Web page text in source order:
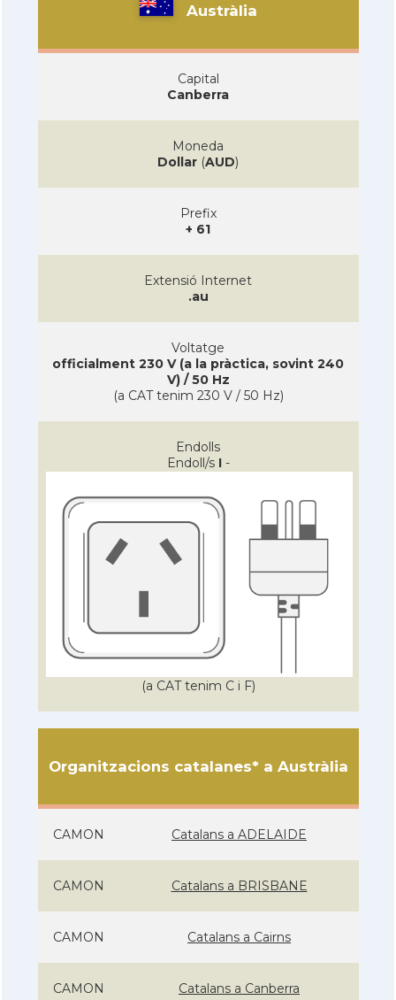
Austràlia
Capital
Canberra
Moneda
Dollar (AUD)
Prefix
+ 61
Extensió Internet
.au
Voltatge
officialment 230 V (a la pràctica, sovint 240
V) / 50 Hz
(a CAT tenim 230 V / 50 Hz)
Endolls
Endoll/s I-
(a CAT tenim C i F)
Organitzacions catalanes* a Austràlia
CAMON Catalans a ADELAIDE
CAMON Catalans a BRISBANE
CAMON Catalans a Cairns
CAMON Catalans a Canberra